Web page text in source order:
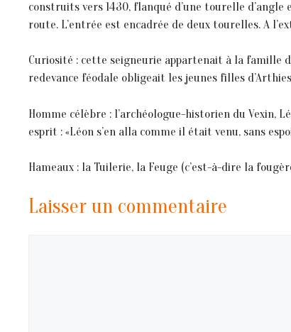
construits vers 1430, flanqué d’une tourelle
route. L’entrée est encadrée de deux tourelles. A
Curiosité : cette seigneurie appartenait à la famille
redevance féodale obligeait les jeunes filles
Homme célèbre : l’archéologue-historien du Vexin,
esprit : «Léon s’en alla comme il était venu, sans
Hameaux : la Tuilerie, la Feuge (c’est-à-dire la
Laisser un commentaire